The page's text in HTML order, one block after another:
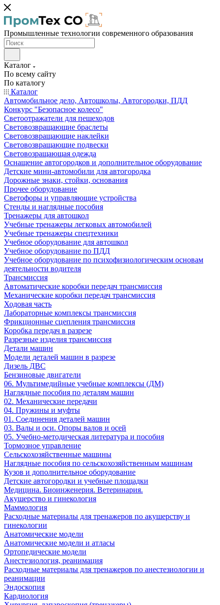
Промышленные технологии современного образования
Каталог
По всему сайту
По каталогу
Каталог
Автомобильное дело, Автошколы, Автогородки, ПДД
Конкурс "Безопасное колесо"
Светоотражатели для пешеходов
Световозвращающие браслеты
Световозвращающие наклейки
Световозвращающие подвески
Световозращающая одежда
Оснащение автогородков и дополнительное оборудование
Детские мини-автомобили для автогородка
Дорожные знаки, стойки, основания
Прочее оборудование
Светофоры и управляющие устройства
Стенды и наглядные пособия
Тренажеры для автошкол
Учебные тренажеры легковых автомобилей
Учебные тренажеры спецтехники
Учебное оборудование для автошкол
Учебное оборудование по ПДД
Учебное оборудование по психофизиологическим основам
деятельности водителя
Трансмиссия
Автоматические коробки передач трансмиссия
Механические коробки передач трансмиссия
Ходовая часть
Лабораторные комплексы трансмиссия
Фрикционные сцепления трансмиссия
Коробка передач в разрезе
Разрезные изделия трансмиссия
Детали машин
Модели деталей машин в разрезе
Дизель ДВС
Бензиновые двигатели
06. Мультимедийные учебные комплексы (ДМ)
Наглядные пособия по деталям машин
02. Механические передачи
04. Пружины и муфты
01. Соединения деталей машин
03. Валы и оси. Опоры валов и осей
05. Учебно-методическая литература и пособия
Тормозное управление
Сельскохозяйственные машины
Наглядные пособия по сельскохозяйственным машинам
Кузов и дополнительное оборудование
Детские автогородки и учебные площадки
Медицина. Биоинженерия. Ветеринария.
Акушерство и гинекология
Маммология
Расходные материалы для тренажеров по акушерству и
гинекологии
Анатомические модели
Анатомические модели и атласы
Ортопедические модели
Анестезиология, реанимация
Расходные материалы для тренажеров по анестезиологии и
реанимации
Эндоскопия
Кардиология